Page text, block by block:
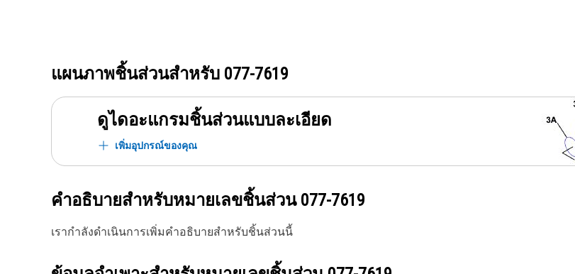
แผนภาพชิ้นส่วนสำหรับ 077-7619
ดูไดอะแกรมชิ้นส่วนแบบละเอียด
เพิ่มอุปกรณ์ของคุณ
คำอธิบายสำหรับหมายเลขชิ้นส่วน 077-7619
เรากำลังดำเนินการเพิ่มคำอธิบายสำหรับชิ้นส่วนนี้